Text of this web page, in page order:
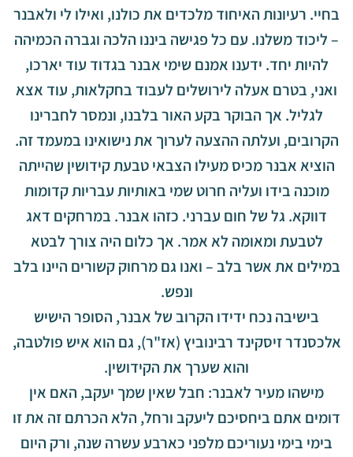
בחיי. רעיונות האיחוד מלכדים את כולנו, ואילו לי ולאבנר
– ליכוד משלנו. עם כל פגישה ביננו הלכה וגברה הכמיהה
להיות יחד. ידענו אמנם שימי אבנר בגדוד עוד יארכו,
ואני, בטרם אעלה לירושלים לעבוד בחקלאות, עוד אצא
לגליל. אך הבוקר בקע האור בלבנו, ונמסר לחברינו
הקרובים, ועלתה ההצעה לערוך את נישואינו במעמד זה.
הוציא אבנר מכיס מעילו הצבאי טבעת קידושין שהייתה
מוכנה בידו ועליה חרוט שמי באותיות עבריות קדומות
דווקא. גל של חום עברני. כזהו אבנר. במרחקים דאג
לטבעת ומאומה לא אמר. אך כלום היה צורך לבטא
במילים את אשר בלב – ואנו גם מרחוק קשורים היינו בלב
ונפש.
בישיבה נכח ידידו הקרוב של אבנר, הסופר הישיש
אלכסנדר זיסקינד רבינוביץ (אז"ר), גם הוא איש פולטבה,
והוא שערך את הקידושין.
מישהו מעיר לאבנר: חבל שאין שמך יעקב, האם אין
דומים אתם ביחסיכם ליעקב ורחל, הלא הכרתם זה את זו
בימי בימי נעוריכם מלפני כארבע עשרה שנה, ורק היום